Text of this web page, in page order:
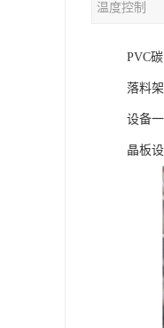
温度控制
PVC
落料
设备
晶板